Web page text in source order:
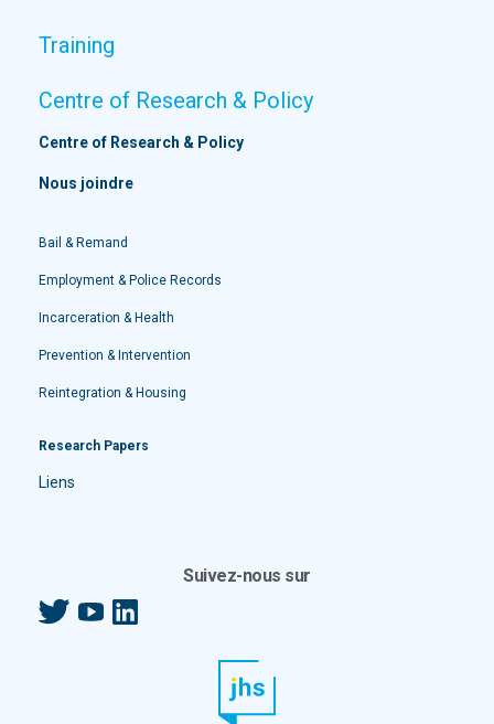
Training
Centre of Research & Policy
Centre of Research & Policy
Nous joindre
Bail & Remand
Employment & Police Records
Incarceration & Health
Prevention & Intervention
Reintegration & Housing
Research Papers
Liens
Suivez-nous sur
TwitterYouTubeLinkedIn